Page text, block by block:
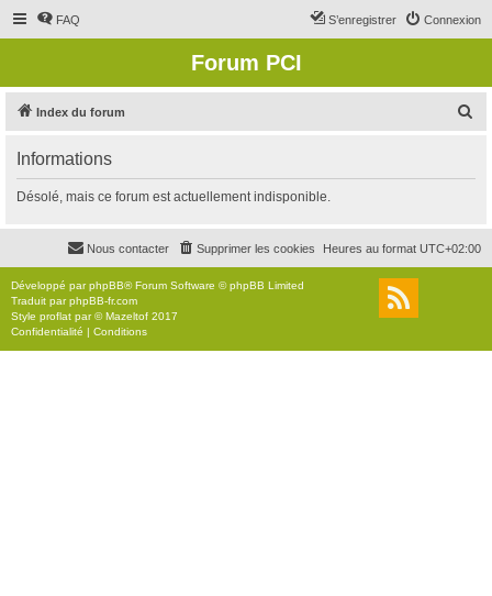
FAQ Connexion
S’enregistrer
Forum PCI
Index du forum
r
c
r
Informations
Désolé, mais ce forum est actuellement indisponible.
Heures au format UTC+02:00
Supprimer les cookies
Nous contacter
Développé parphpBB® Forum Software © phpBB Limited
Traduit parphpBB-fr.com
Style proflat par ©Mazeltof 2017
Confidentialité | Conditions